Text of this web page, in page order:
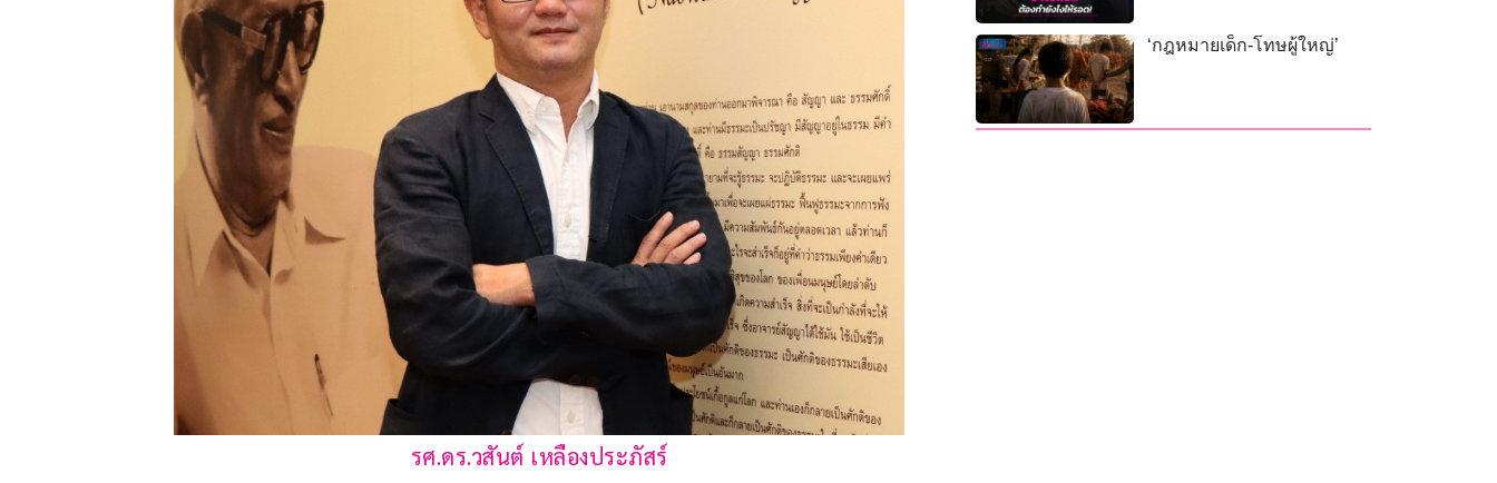
รศ.ดร.วสันต์ เหลืองประภัสร์
‘กฎหมายเด็ก-โทษผู้ใหญ่’